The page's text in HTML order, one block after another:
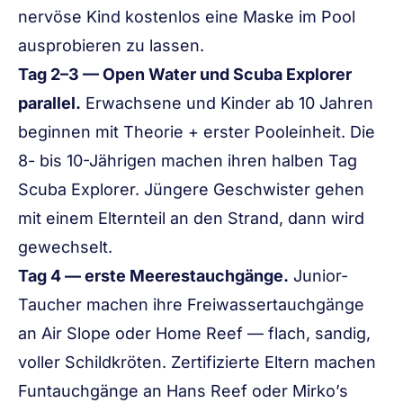
nervöse Kind kostenlos eine Maske im Pool
ausprobieren zu lassen.
Tag 2–3 — Open Water und Scuba Explorer
parallel. Erwachsene und Kinder ab 10 Jahren
beginnen mit Theorie + erster Pooleinheit. Die
8- bis 10-Jährigen machen ihren halben Tag
Scuba Explorer. Jüngere Geschwister gehen
mit einem Elternteil an den Strand, dann wird
gewechselt.
Tag 4 — erste Meerestauchgänge. Junior-
Taucher machen ihre Freiwassertauchgänge
an Air Slope oder Home Reef — flach, sandig,
voller Schildkröten. Zertifizierte Eltern machen
Funtauchgänge an Hans Reef oder Mirko’s